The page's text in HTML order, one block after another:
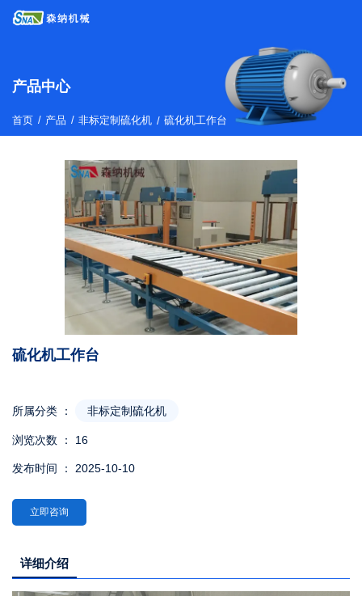
产品中心
首页 / 产品 / 非标定制硫化机 / 硫化机工作台
硫化机工作台
所属分类 ： 非标定制硫化机
浏览次数 ： 16
发布时间 ： 2025-10-10
立即咨询
详细介绍